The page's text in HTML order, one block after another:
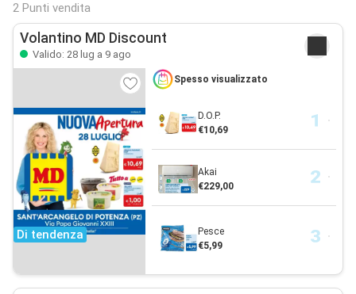
2 Punti vendita
Volantino MD Discount
Valido: 28 lug a 9 ago
Di tendenza
Spesso visualizzato
D.O.P.
€10,69
Akai
€229,00
Pesce
€5,99